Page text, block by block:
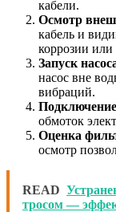
кабели.
Осмотр
кабель и
коррозии или
Запуск
насос вне
вибраций.
обмоток
Оценка
осмотр
READ
тросом —